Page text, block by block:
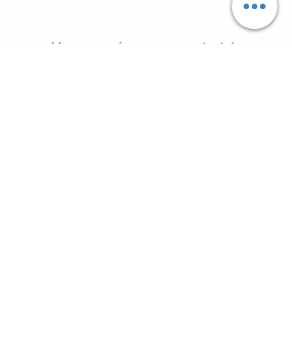
Votre santé est notre priorité.